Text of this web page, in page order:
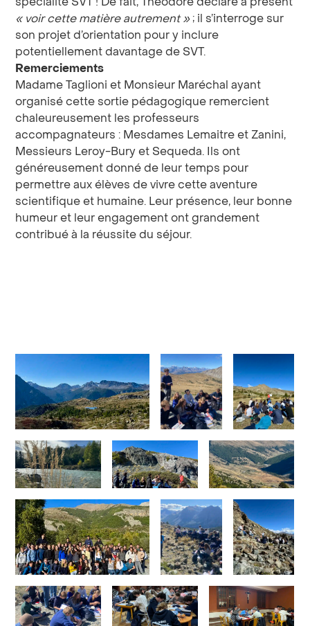
« voir cette matière autrement » ; il s’interroge sur
son projet d’orientation pour y inclure
potentiellement davantage de SVT.
Remerciements
Madame Taglioni et Monsieur Maréchal ayant
organisé cette sortie pédagogique remercient
chaleureusement les professeurs
accompagnateurs : Mesdames Lemaitre et Zanini,
Messieurs Leroy-Bury et Sequeda. Ils ont
généreusement donné de leur temps pour
permettre aux élèves de vivre cette aventure
scientifique et humaine. Leur présence, leur bonne
humeur et leur engagement ont grandement
contribué à la réussite du séjour.